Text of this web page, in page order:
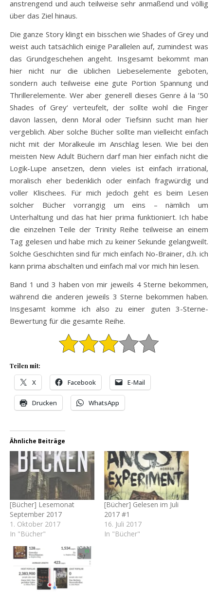
anstrengend und auch teilweise sehr anmaßend und völlig
über das Ziel hinaus.
Die ganze Story klingt ein bisschen wie Shades of Grey und
weist auch tatsächlich einige Parallelen auf, zumindest was
das Grundgeschehen angeht. Insgesamt bekommt man
hier nicht nur die üblichen Liebeselemente geboten,
sondern auch teilweise eine gute Portion Spannung und
Thrillerelemente. Wer aber generell dieses Genre á la ’50
Shades of Grey‘ verteufelt, der sollte wohl die Finger
davon lassen, denn Moral oder Tiefsinn sucht man hier
vergeblich. Aber solche Bücher sollte man vielleicht einfach
nicht mit der Moralkeule im Anschlag lesen. Wie bei den
meisten New Adult Büchern darf man hier einfach nicht die
Logik-Lupe ansetzen, denn vieles ist einfach irrational,
moralisch eher bedenklich oder einfach fragwürdig und
voller Klischees. Für mich jedoch geht es beim Lesen
solcher Bücher vorrangig um eins – nämlich um
Unterhaltung und das hat hier prima funktioniert. Ich habe
die einzelnen Teile der Trinity Reihe teilweise an einem
Tag gelesen und habe mich zu keiner Sekunde gelangweilt.
Solche Geschichten sind für mich einfach No-Brainer, d.h. ich
kann prima abschalten und einfach mal vor mich hin lesen.
Band 1 und 3 haben von mir jeweils 4 Sterne bekommen,
während die anderen jeweils 3 Sterne bekommen haben.
Insgesamt komme ich also zu einer guten 3-Sterne-
Bewertung für die gesamte Reihe.
Teilen mit:
X Facebook E-Mail
Drucken WhatsApp
Ähnliche Beiträge
[Bücher] Lesemonat
September 2017
1. Oktober 2017
In "Bücher"
[Bücher] Gelesen im Juli
2017 #1
16. Juli 2017
In "Bücher"